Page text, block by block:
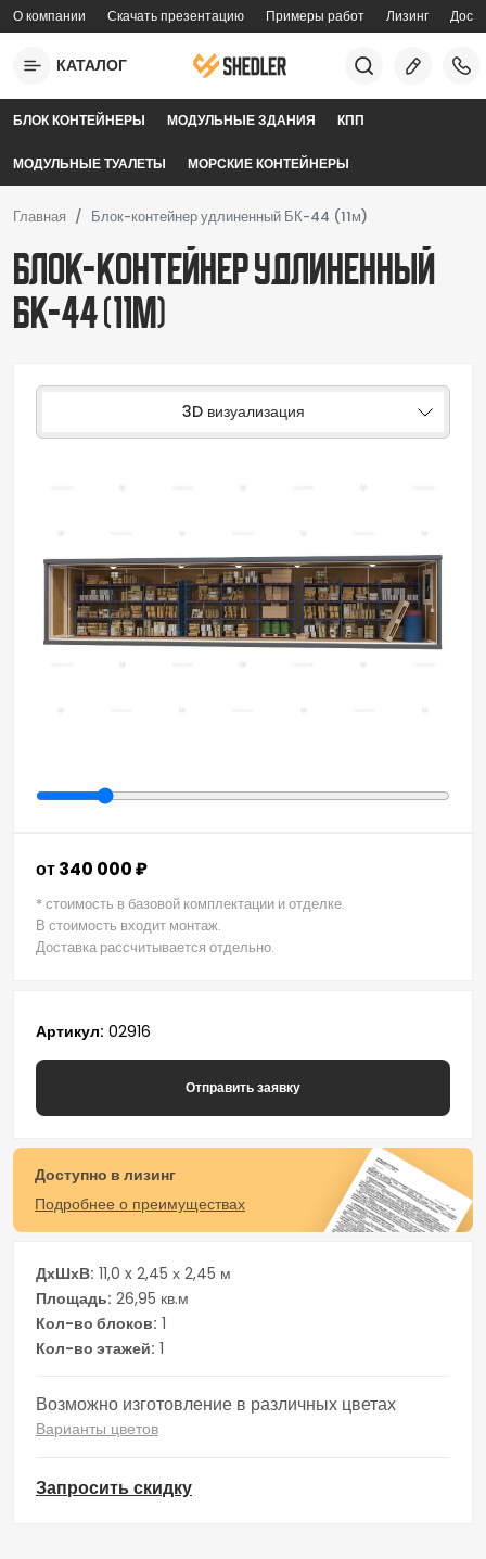
Перейти к основному содержанию
topmenu
О компании Скачать презентацию Примеры работ Лизинг
КАТАЛОГ
mobilemenu
БЛОК КОНТЕЙНЕРЫ МОДУЛЬНЫЕ ЗДАНИЯ КПП
МОДУЛЬНЫЕ ТУАЛЕТЫ МОРСКИЕ КОНТЕЙНЕРЫ
Главная Блок-контейнер удлиненный БК-44 (11м)
Блок-контейнер удлиненный
БК-44 (11м)
3D визуализация
от 340 000 ₽
* стоимость в базовой комплектации и отделке.
В стоимость входит монтаж.
Доставка рассчитывается отдельно.
Артикул 02916
Отправить заявку
Доступно в лизинг
Подробнее о преимуществах
ДхШхВ 11,0 x 2,45 х 2,45 м
Площадь 26,95 кв.м
Кол-во блоков 1
Кол-во этажей 1
Возможно изготовление в различных цветах
Варианты цветов
Запросить скидку